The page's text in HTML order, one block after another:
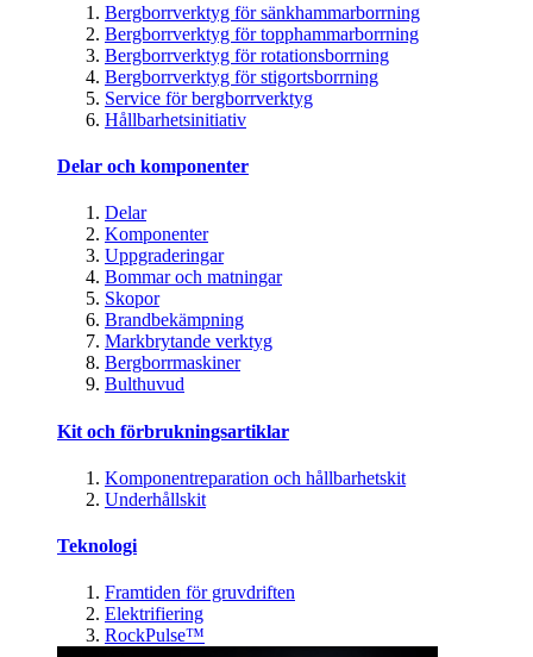
Bergborrverktyg för sänkhammarborrning
Bergborrverktyg för topphammarborrning
Bergborrverktyg för rotationsborrning
Bergborrverktyg för stigortsborrning
Service för bergborrverktyg
Hållbarhetsinitiativ
Delar och komponenter
Delar
Komponenter
Uppgraderingar
Bommar och matningar
Skopor
Brandbekämpning
Markbrytande verktyg
Bergborrmaskiner
Bulthuvud
Kit och förbrukningsartiklar
Komponentreparation och hållbarhetskit
Underhållskit
Teknologi
Framtiden för gruvdriften
Elektrifiering
RockPulse™